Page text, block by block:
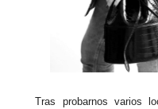
Tras probarnos varios